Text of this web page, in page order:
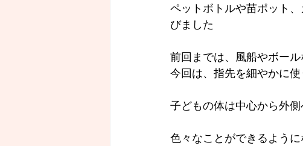
ペットボトルや苗ポット
びました
前回までは、風船やボー
今回は、指先を細やかに
子どもの体は中心から外
色々なことができるよう